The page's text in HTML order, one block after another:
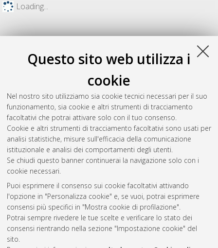
Questo sito web utilizza i
cookie
Nel nostro sito utilizziamo sia cookie tecnici necessari per il suo
funzionamento, sia cookie e altri strumenti di tracciamento
facoltativi che potrai attivare solo con il tuo consenso.
Cookie e altri strumenti di tracciamento facoltativi sono usati per
analisi statistiche, misure sull'efficacia della comunicazione
istituzionale e analisi dei comportamenti degli utenti.
Se chiudi questo banner continuerai la navigazione solo con i
cookie necessari.
Puoi esprimere il consenso sui cookie facoltativi attivando
l'opzione in "Personalizza cookie" e, se vuoi, potrai esprimere
consensi più specifici in "Mostra cookie di profilazione".
Potrai sempre rivedere le tue scelte e verificare lo stato dei
consensi rientrando nella sezione "Impostazione cookie" del
sito.
Loading...
Gestione del documento:
Atom
Rss 1.0
Rss 2.0